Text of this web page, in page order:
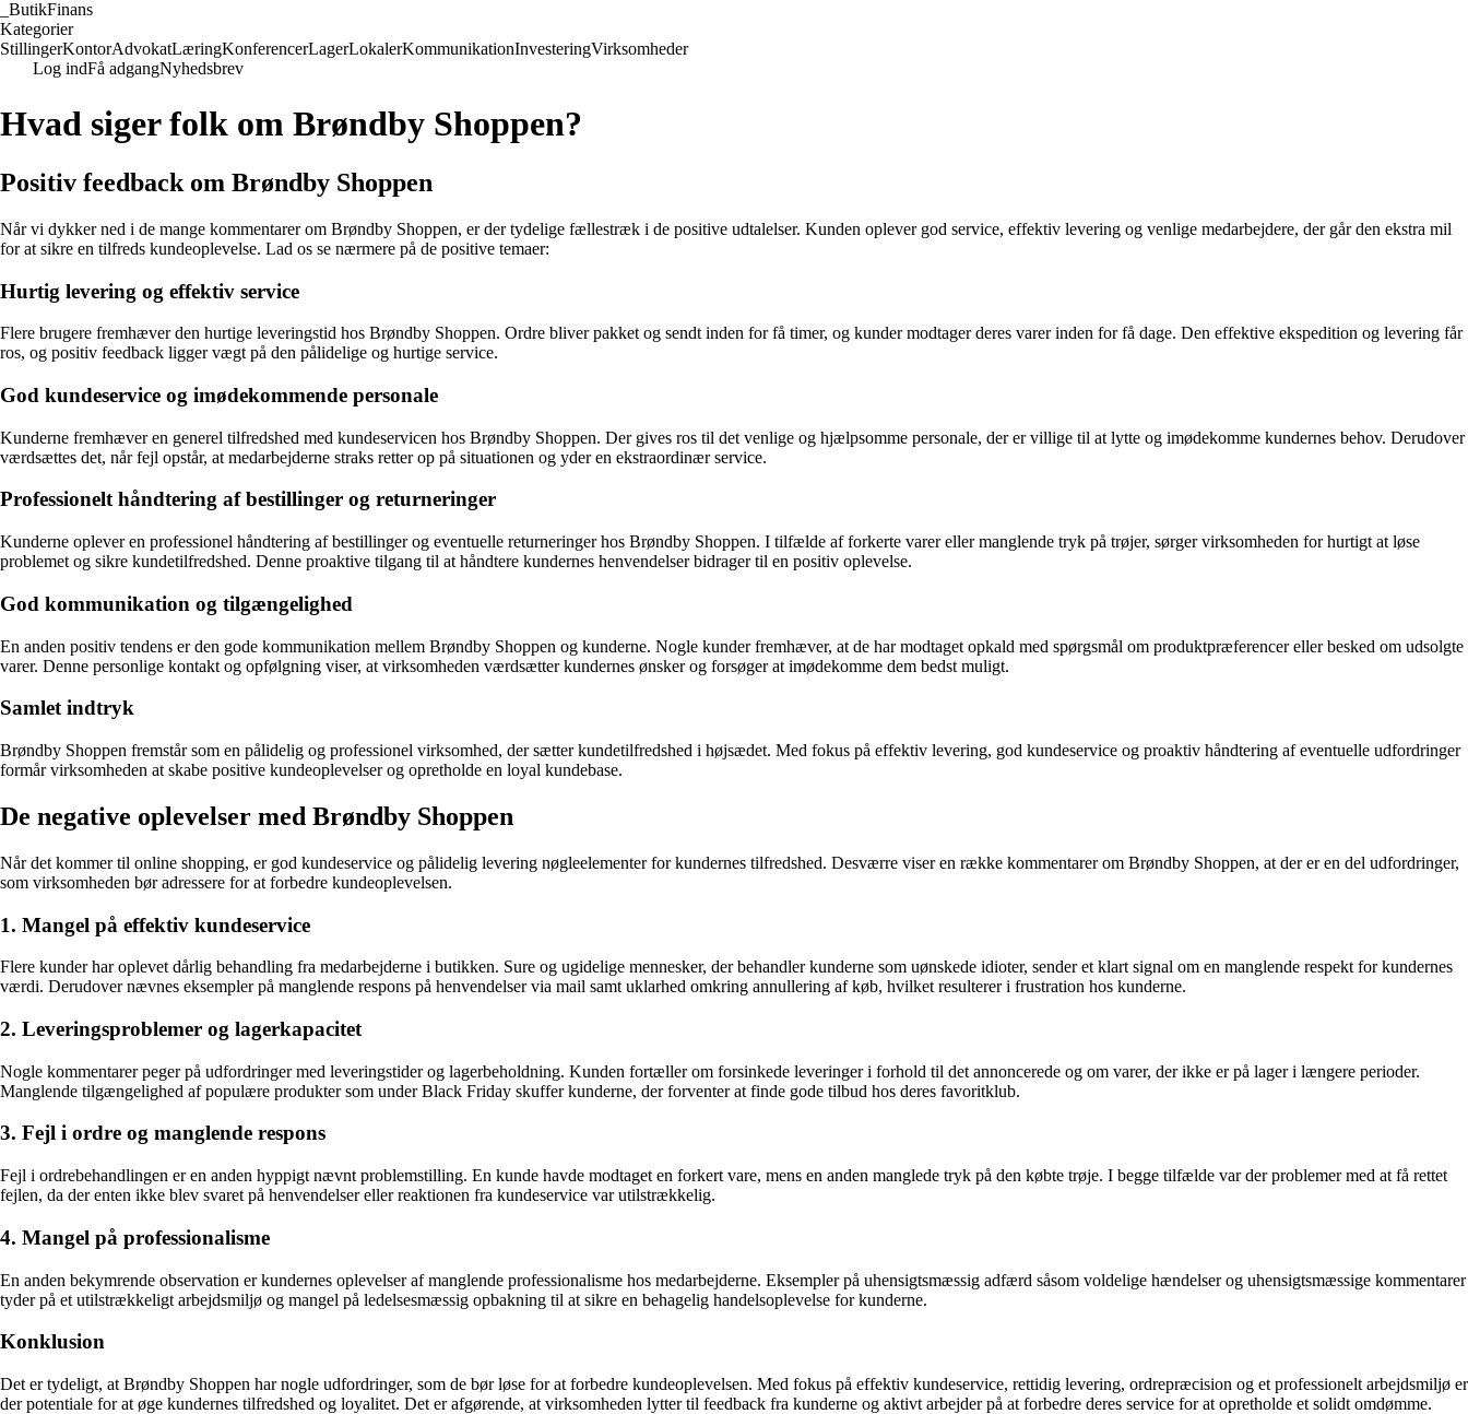
ButikFinans
Kategorier
StillingerKontorAdvokatLæringKonferencerLagerLokalerKommunikationInvesteringVirksomheder
Log indFå adgangNyhedsbrev
Hvad siger folk om Brøndby Shoppen?
Positiv feedback om Brøndby Shoppen
Når vi dykker ned i de mange kommentarer om Brøndby Shoppen, er der tydelige fællestræk i de positive udtalelser. Kunden oplever god service, effektiv levering og venlige medarbejdere, der går den ekstra mil
for at sikre en tilfreds kundeoplevelse. Lad os se nærmere på de positive temaer:
Hurtig levering og effektiv service
Flere brugere fremhæver den hurtige leveringstid hos Brøndby Shoppen. Ordre bliver pakket og sendt inden for få timer, og kunder modtager deres varer inden for få dage. Den effektive ekspedition og levering får
ros, og positiv feedback ligger vægt på den pålidelige og hurtige service.
God kundeservice og imødekommende personale
Kunderne fremhæver en generel tilfredshed med kundeservicen hos Brøndby Shoppen. Der gives ros til det venlige og hjælpsomme personale, der er villige til at lytte og imødekomme kundernes behov. Derudover
værdsættes det, når fejl opstår, at medarbejderne straks retter op på situationen og yder en ekstraordinær service.
Professionelt håndtering af bestillinger og returneringer
Kunderne oplever en professionel håndtering af bestillinger og eventuelle returneringer hos Brøndby Shoppen. I tilfælde af forkerte varer eller manglende tryk på trøjer, sørger virksomheden for hurtigt at løse
problemet og sikre kundetilfredshed. Denne proaktive tilgang til at håndtere kundernes henvendelser bidrager til en positiv oplevelse.
God kommunikation og tilgængelighed
En anden positiv tendens er den gode kommunikation mellem Brøndby Shoppen og kunderne. Nogle kunder fremhæver, at de har modtaget opkald med spørgsmål om produktpræferencer eller besked om udsolgte
varer. Denne personlige kontakt og opfølgning viser, at virksomheden værdsætter kundernes ønsker og forsøger at imødekomme dem bedst muligt.
Samlet indtryk
Brøndby Shoppen fremstår som en pålidelig og professionel virksomhed, der sætter kundetilfredshed i højsædet. Med fokus på effektiv levering, god kundeservice og proaktiv håndtering af eventuelle udfordringer
formår virksomheden at skabe positive kundeoplevelser og opretholde en loyal kundebase.
De negative oplevelser med Brøndby Shoppen
Når det kommer til online shopping, er god kundeservice og pålidelig levering nøgleelementer for kundernes tilfredshed. Desværre viser en række kommentarer om Brøndby Shoppen, at der er en del udfordringer,
som virksomheden bør adressere for at forbedre kundeoplevelsen.
1. Mangel på effektiv kundeservice
Flere kunder har oplevet dårlig behandling fra medarbejderne i butikken. Sure og ugidelige mennesker, der behandler kunderne som uønskede idioter, sender et klart signal om en manglende respekt for kundernes
værdi. Derudover nævnes eksempler på manglende respons på henvendelser via mail samt uklarhed omkring annullering af køb, hvilket resulterer i frustration hos kunderne.
2. Leveringsproblemer og lagerkapacitet
Nogle kommentarer peger på udfordringer med leveringstider og lagerbeholdning. Kunden fortæller om forsinkede leveringer i forhold til det annoncerede og om varer, der ikke er på lager i længere perioder.
Manglende tilgængelighed af populære produkter som under Black Friday skuffer kunderne, der forventer at finde gode tilbud hos deres favoritklub.
3. Fejl i ordre og manglende respons
Fejl i ordrebehandlingen er en anden hyppigt nævnt problemstilling. En kunde havde modtaget en forkert vare, mens en anden manglede tryk på den købte trøje. I begge tilfælde var der problemer med at få rettet
fejlen, da der enten ikke blev svaret på henvendelser eller reaktionen fra kundeservice var utilstrækkelig.
4. Mangel på professionalisme
En anden bekymrende observation er kundernes oplevelser af manglende professionalisme hos medarbejderne. Eksempler på uhensigtsmæssig adfærd såsom voldelige hændelser og uhensigtsmæssige kommentarer
tyder på et utilstrækkeligt arbejdsmiljø og mangel på ledelsesmæssig opbakning til at sikre en behagelig handelsoplevelse for kunderne.
Konklusion
Det er tydeligt, at Brøndby Shoppen har nogle udfordringer, som de bør løse for at forbedre kundeoplevelsen. Med fokus på effektiv kundeservice, rettidig levering, ordrepræcision og et professionelt arbejdsmiljø er
der potentiale for at øge kundernes tilfredshed og loyalitet. Det er afgørende, at virksomheden lytter til feedback fra kunderne og aktivt arbejder på at forbedre deres service for at opretholde et solidt omdømme.